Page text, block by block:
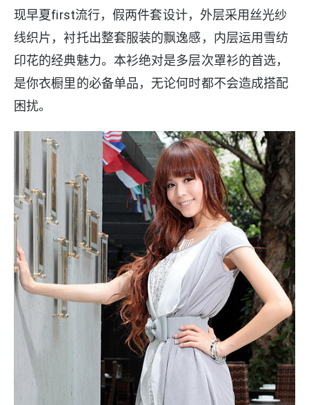
现早夏first流行，假两件套设计，外层采用丝光纱
线织片，衬托出整套服装的飘逸感，内层运用雪纺
印花的经典魅力。本衫绝对是多层次罩衫的首选，
是你衣橱里的必备单品，无论何时都不会造成搭配
困扰。